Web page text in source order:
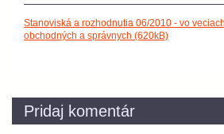
Stanoviská a rozhodnutia 06/2010 - vo
obchodných a správnych (620kB)
Pridaj komentár